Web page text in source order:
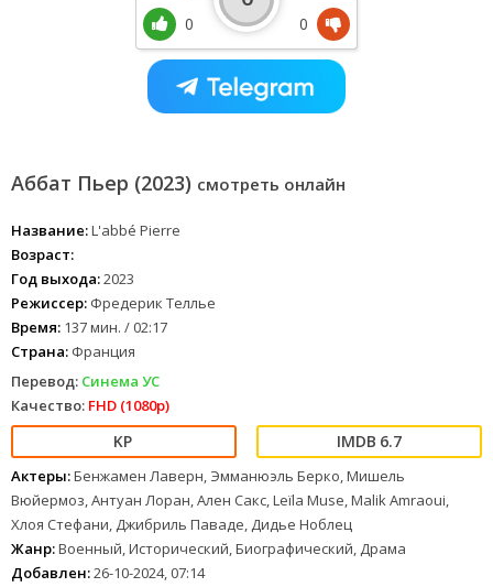
Аббат Пьер (2023) смотреть онлайн
Название:L'abbé Pierre
Возраст:
Год выхода:2023
Режиссер: Фредерик Теллье
Время: 137 мин. / 02:17
Страна: Франция
Перевод: Синема УС
Качество: FHD (1080p)
6.7
Актеры:Бенжамен Лаверн, Эмманюэль Берко, Мишель
Вюйермоз, Антуан Лоран, Ален Сакс, Leïla Muse, Malik Amraoui,
Хлоя Стефани, Джибриль Паваде, Дидье Ноблец
Жанр:Военный, Исторический, Биографический, Драма
Добавлен:26-10-2024, 07:14
0 0